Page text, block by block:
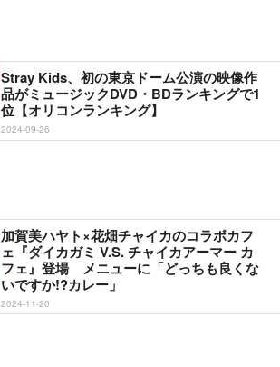
Stray Kids、初の東京ドーム公演の映像作
品がミュージックDVD・BDランキングで1
位【オリコンランキング】
2024-09-26
加賀美ハヤト×花畑チャイカのコラボカフ
ェ『ダイカガミ V.S. チャイカアーマー カ
フェ』登場 メニューに「どっちも良くな
いですか!?カレー」
2024-11-20